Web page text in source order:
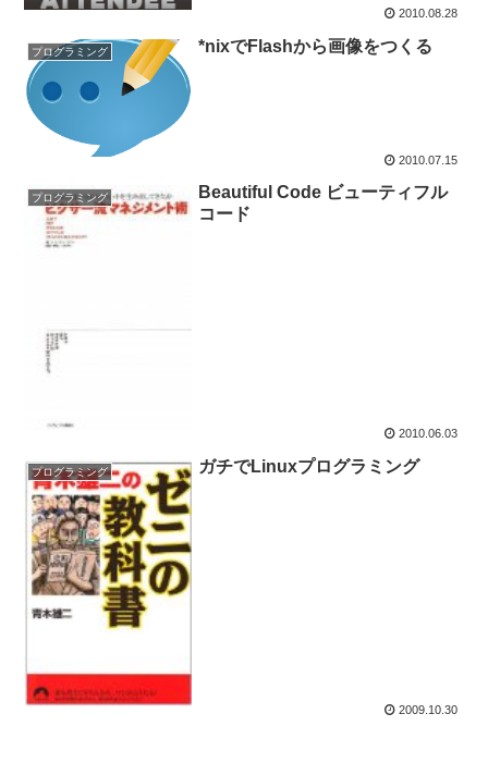
2010.08.28
プログラミング *nixでFlashから画像をつくる
2010.07.15
プログラミング
Beautiful Code ビューティフル
コード
2010.06.03
プログラミング ガチでLinuxプログラミング
2009.10.30